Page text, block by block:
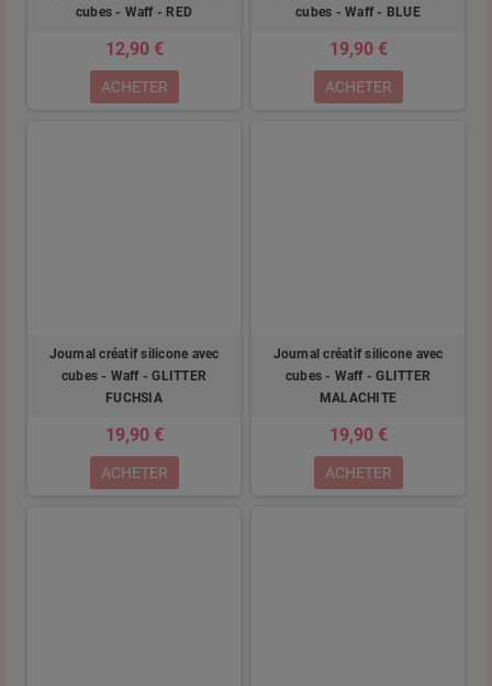
cubes - Waff - RED
12,90 €
ACHETER
cubes - Waff - BLUE
19,90 €
ACHETER
Journal créatif silicone avec
cubes - Waff - GLITTER
FUCHSIA
19,90 €
ACHETER
Journal créatif silicone avec
cubes - Waff - GLITTER
MALACHITE
19,90 €
ACHETER